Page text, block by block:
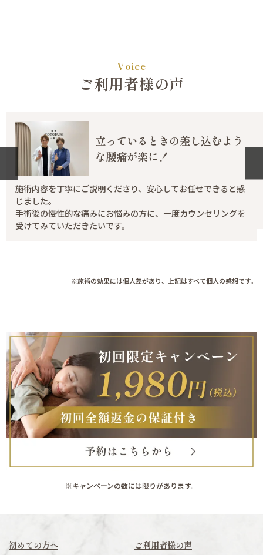
Voice
ご利用者様の声
立っているときの差し込むよう
な腰痛が楽に！
施術内容を丁寧にご説明くださり、安心してお任せできると感
じました。
手術後の慢性的な痛みにお悩みの方に、一度カウンセリングを
受けてみていただきたいです。
※施術の効果には個人差があり、上記はすべて個人の感想です。
※キャンペーンの数には限りがあります。
初めての方へ ご利用者様の声